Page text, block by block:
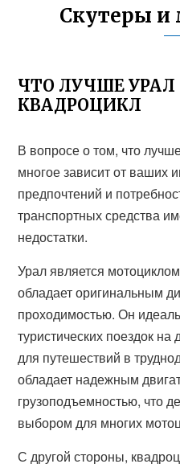
Скутеры
ЧТО ЛУЧШЕ
КВАДРОЦИКЛ
В вопросе о том, что
многое зависит от ваших
предпочтений и
транспортных средства
недостатки.
Урал является
обладает оригинальным
проходимостью. Он
туристических поездок
для путешествий в
обладает надежным
грузоподъемностью, что
выбором для многих
С другой стороны,